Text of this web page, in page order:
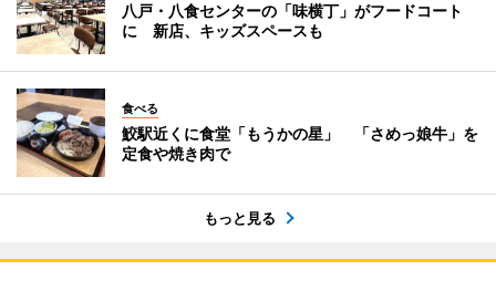
八戸・八食センターの「味横丁」がフードコート
に 新店、キッズスペースも
食べる
鮫駅近くに食堂「もうかの星」 「さめっ娘牛」を
定食や焼き肉で
もっと見る